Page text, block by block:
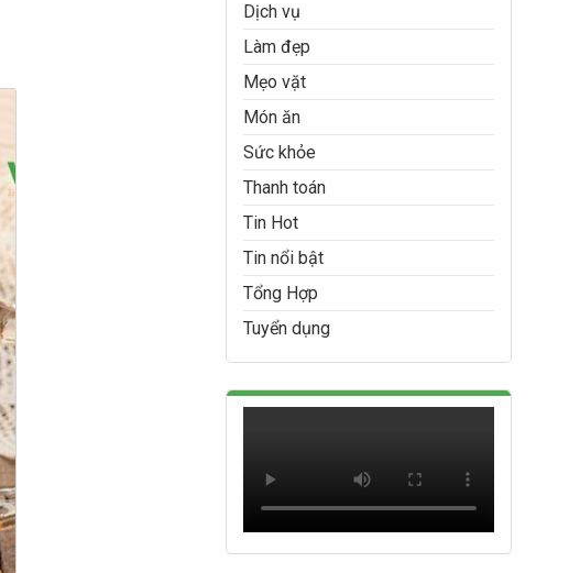
Dịch vụ
Làm đẹp
Mẹo vặt
Món ăn
Sức khỏe
Thanh toán
Tin Hot
Tin nổi bật
Tổng Hợp
Tuyển dụng